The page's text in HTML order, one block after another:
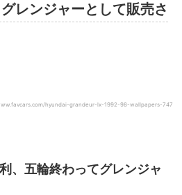
レンジャーとして販売さ
hyundai-grandeur-lx-1992-98-wallpapers-747
、五輪終わってグレンジャ